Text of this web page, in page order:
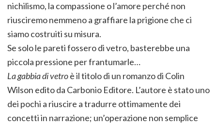
nichilismo, la compassione o l’amore perché non
riusciremo nemmeno a graffiare la prigione che ci
siamo costruiti su misura.
Se solo le pareti fossero di vetro, basterebbe una
piccola pressione per frantumarle…
La gabbia di vetroè il titolo di un romanzo di Colin
Wilson edito da Carbonio Editore. L’autore è stato uno
dei pochi a riuscire a tradurre ottimamente dei
concetti in narrazione; un’operazione non semplice